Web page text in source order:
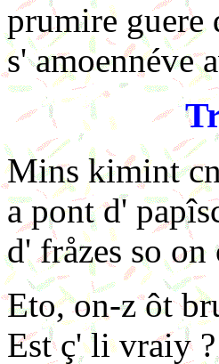
prumire guere
s' amoennéve
Mins kimint
a pont d'
d' fråzes so
Eto, on-z ôt
Est ç' li vraiy ?